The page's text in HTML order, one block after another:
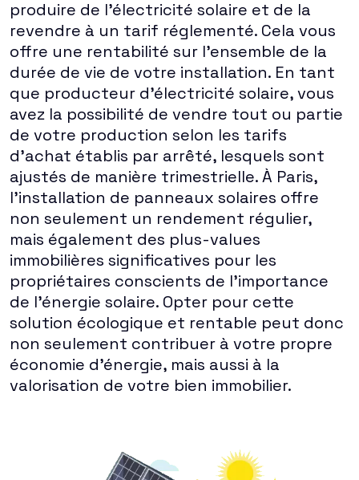
produire de l'électricité solaire et de la
revendre à un tarif réglementé. Cela vous
offre une rentabilité sur l'ensemble de la
durée de vie de votre installation. En tant
que producteur d'électricité solaire, vous
avez la possibilité de vendre tout ou partie
de votre production selon les tarifs
d'achat établis par arrêté, lesquels sont
ajustés de manière trimestrielle. À Paris,
l'installation de panneaux solaires offre
non seulement un rendement régulier,
mais également des plus-values
immobilières significatives pour les
propriétaires conscients de l'importance
de l'énergie solaire. Opter pour cette
solution écologique et rentable peut donc
non seulement contribuer à votre propre
économie d'énergie, mais aussi à la
valorisation de votre bien immobilier.